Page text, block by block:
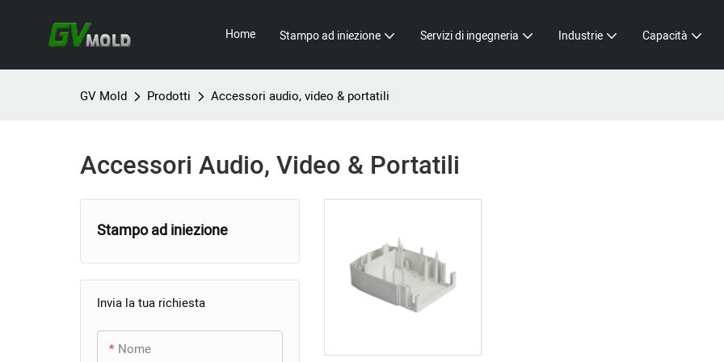
Home Stampo ad iniezione Servizi di ingegneria Industrie Capacità
GV Mold Prodotti Accessori audio, video & portatili
Accessori Audio, Video & Portatili
Stampo ad iniezione
+ Stampo per elettrodomestici
Stampo televisivo
Stampo per elettronica di
consumo
Invia la tua richiesta
Nome